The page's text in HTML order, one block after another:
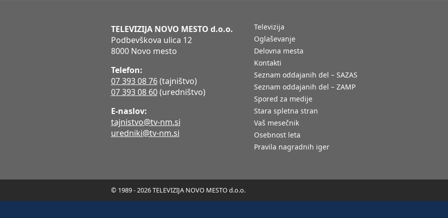
TELEVIZIJA NOVO MESTO d.o.o.
Podbevškova ulica 12
8000 Novo mesto
Telefon:
07 393 08 76(tajništvo)
07 393 08 60(uredništvo)
E-naslov:
tajnistvo@tv-nm.si
uredniki@tv-nm.si
Televizija
Oglaševanje
Delovna mesta
Kontakti
Seznam oddajanih del – SAZAS
Seznam oddajanih del – ZAMP
Spored za medije
Stara spletna stran
Vaš mesečnik
Osebnost leta
Pravila nagradnih iger
© 1989 - 2026 TELEVIZIJA NOVO MESTO d.o.o.